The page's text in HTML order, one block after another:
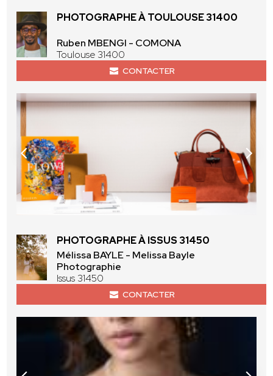
PHOTOGRAPHE À TOULOUSE 31400
Ruben MBENGI - COMONA
Toulouse 31400
CONTACTER
PHOTOGRAPHE À ISSUS 31450
Mélissa BAYLE - Melissa Bayle
Photographie
Issus 31450
CONTACTER